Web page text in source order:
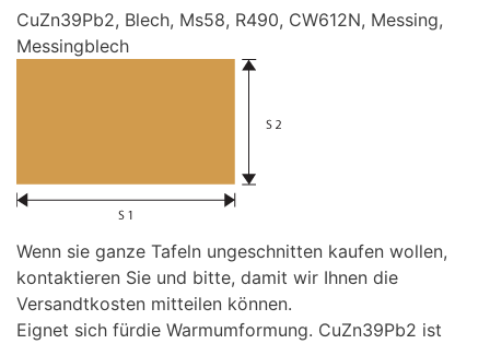
CuZn39Pb2, Blech, Ms58, R490, CW612N, Messing,
Messingblech
Wenn sie ganze Tafeln ungeschnitten kaufen wollen,
kontaktieren Sie und bitte, damit wir Ihnen die
Versandtkosten mitteilen können.
Eignet sich fürdie Warmumformung. CuZn39Pb2 ist